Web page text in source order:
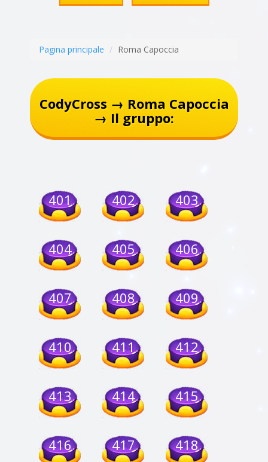
Pagina principale Roma Capoccia
CodyCross → Roma Capoccia
→ Il gruppo:
401 402 403
404 405 406
407 408 409
410 411 412
413 414 415
416 417 418